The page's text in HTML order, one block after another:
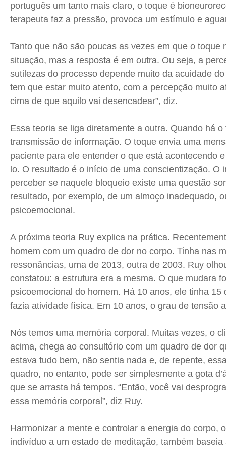
português um tanto mais claro, o toque é
terapeuta faz a pressão, provoca um estímulo e
Tanto que não são poucas as vezes em que o toque
situação, mas a resposta é em outra. Ou seja, a
sutilezas do processo depende muito da acuidade
tem que estar muito atento, com a percepção muito
cima de que aquilo vai desencadear”, diz.
Essa teoria se liga diretamente a outra. Quando há
transmissão de informação. O toque envia uma
paciente para ele entender o que está acontecendo
lo. O resultado é o início de uma conscientização. O
perceber se naquele bloqueio existe uma questão
resultado, por exemplo, de um almoço inadequado,
psicoemocional.
A próxima teoria Ruy explica na prática.
homem com um quadro de dor no corpo. Tinha nas
ressonâncias, uma de 2013, outra de 2003. Ruy
constatou: a estrutura era a mesma. O que mudara
psicoemocional do homem. Há 10 anos, ele tinha 15
fazia atividade física. Em 10 anos, o grau de tensão
Nós temos uma memória corporal. Muitas vezes, o
acima, chega ao consultório com um quadro de dor
estava tudo bem, não sentia nada e, de repente,
quadro, no entanto, pode ser simplesmente a gota
que se arrasta há tempos. “Então, você vai
essa memória corporal”, diz Ruy.
Harmonizar a mente e controlar a energia do corpo,
indivíduo a um estado de meditação, também